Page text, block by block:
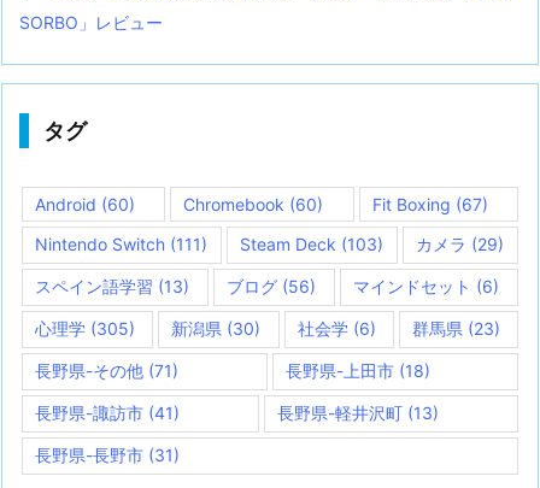
SORBO」レビュー
タグ
Android (60) Chromebook (60) Fit Boxing (67)
Nintendo Switch (111) Steam Deck (103) カメラ (29)
スペイン語学習 (13) ブログ (56) マインドセット (6)
心理学 (305) 新潟県 (30) 社会学(6) 群馬県 (23)
長野県-その他 (71) 長野県-上田市(18)
長野県-諏訪市 (41) 長野県-軽井沢町 (13)
長野県-長野市 (31)